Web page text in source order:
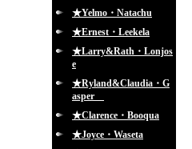
★Yelmo・Natachu
★Ernest・Leekela
★Larry&Rath・Lonjos
e
★Ryland&Claudia・G
asper
★Clarence・Booqua
★Joyce・Waseta